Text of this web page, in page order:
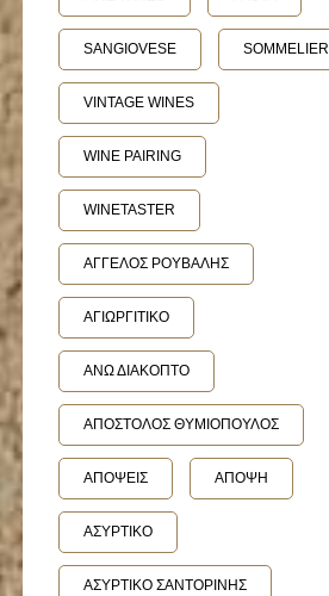
SANGIOVESE SOMMELIER
VINTAGE WINES
WINE PAIRING
WINETASTER
ΑΓΓΕΛΟΣ ΡΟΥΒΑΛΗΣ
ΑΓΙΩΡΓΙΤΙΚΟ
ΑΝΩ ΔΙΑΚΟΠΤΟ
ΑΠΟΣΤΟΛΟΣ ΘΥΜΙΟΠΟΥΛΟΣ
ΑΠΟΨΕΙΣ ΑΠΟΨΗ
ΑΣΥΡΤΙΚΟ
ΑΣΥΡΤΙΚΟ ΣΑΝΤΟΡΙΝΗΣ